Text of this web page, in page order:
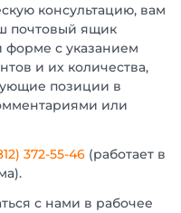
консультацию, вам
почтовый ящик
форме с указанием
и их количества,
позиции в
или
372-55-46 (работает в
с нами в рабочее